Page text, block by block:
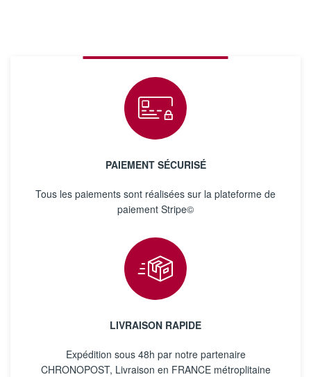
PAIEMENT SÉCURISÉ
Tous les paiements sont réalisées sur la plateforme de
paiement Stripe©
LIVRAISON RAPIDE
Expédition sous 48h par notre partenaire
CHRONOPOST, Livraison en FRANCE métroplitaine